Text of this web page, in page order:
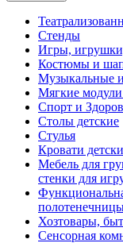
Стенды
Игры,
Костюмы и
Музыкальные
Мягкие
Спорт и
Столы детские
Стулья
Кровати
Мебель для
стенки для
Хозтовары,
Сенсорная